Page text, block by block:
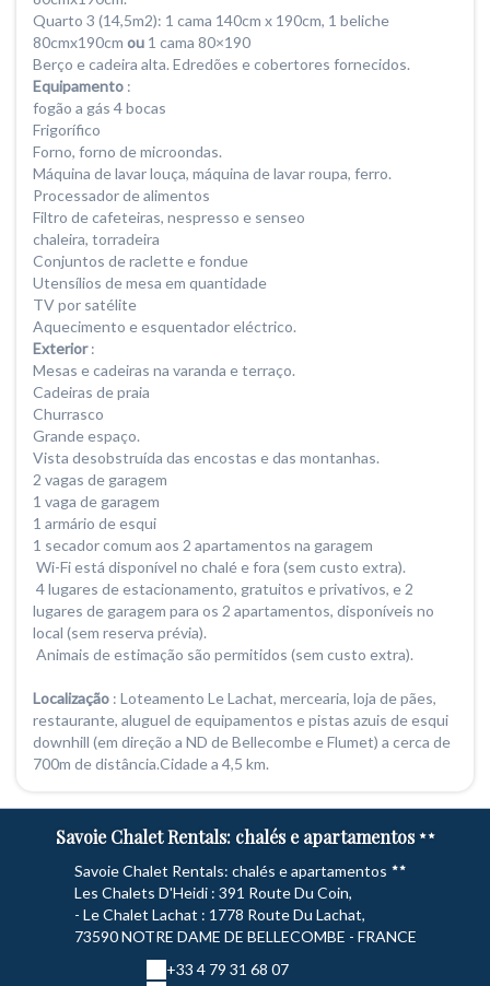
Quarto 3 (14,5m2): 1 cama 140cm x 190cm, 1 beliche
80cmx190cm ou 1 cama 80×190
Berço e cadeira alta. Edredões e cobertores fornecidos.
Equipamento :
fogão a gás 4 bocas
Frigorífico
Forno, forno de microondas.
Máquina de lavar louça, máquina de lavar roupa, ferro.
Processador de alimentos
Filtro de cafeteiras, nespresso e senseo
chaleira, torradeira
Conjuntos de raclette e fondue
Utensílios de mesa em quantidade
TV por satélite
Aquecimento e esquentador eléctrico.
Exterior:
Mesas e cadeiras na varanda e terraço.
Cadeiras de praia
Churrasco
Grande espaço.
Vista desobstruída das encostas e das montanhas.
2 vagas de garagem
1 vaga de garagem
1 armário de esqui
1 secador comum aos 2 apartamentos na garagem
Wi-Fi está disponível no chalé e fora (sem custo extra).
4 lugares de estacionamento, gratuitos e privativos, e 2
lugares de garagem para os 2 apartamentos, disponíveis no
local (sem reserva prévia).
Animais de estimação são permitidos (sem custo extra).
Localização : Loteamento Le Lachat, mercearia, loja de pães,
restaurante, aluguel de equipamentos e pistas azuis de esqui
downhill (em direção a ND de Bellecombe e Flumet) a cerca de
700m de distância.Cidade a 4,5 km.
Savoie Chalet Rentals: chalés e apartamentos
Savoie Chalet Rentals: chalés e apartamentos
Les Chalets D'Heidi : 391 Route Du Coin,
- Le Chalet Lachat : 1778 Route Du Lachat,
73590 NOTRE DAME DE BELLECOMBE - FRANCE
+33 4 79 31 68 07